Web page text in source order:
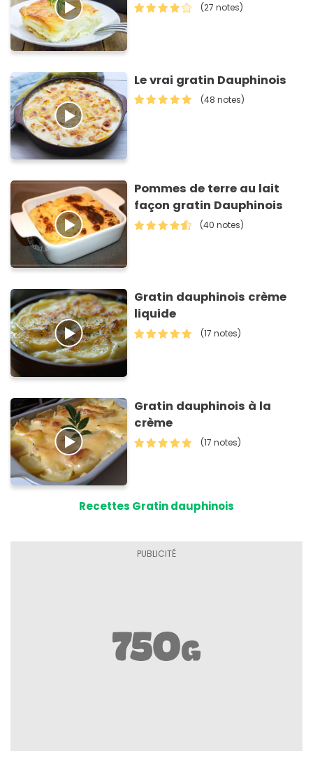
(27 notes)
Le vrai gratin Dauphinois
(48 notes)
Pommes de terre au lait
façon gratin Dauphinois
(40 notes)
Gratin dauphinois crème
liquide
(17 notes)
Gratin dauphinois à la
crème
(17 notes)
Recettes Gratin dauphinois